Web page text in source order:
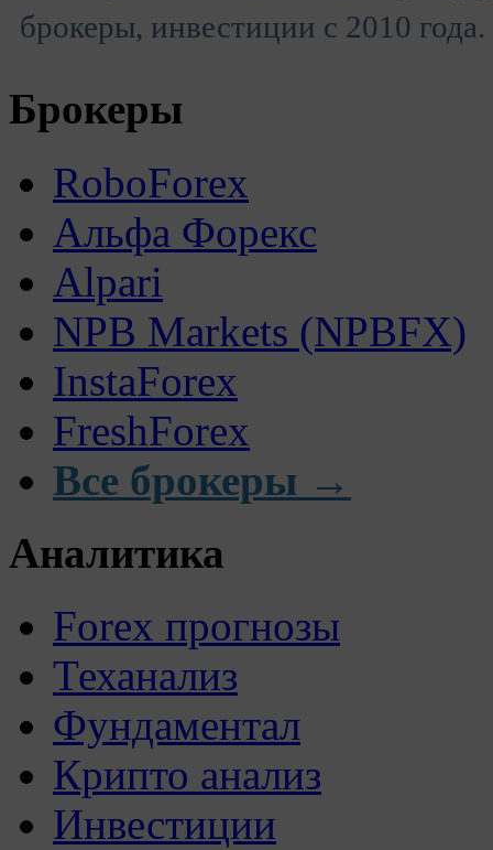
брокеры, инвестиции с 2010 года.
Брокеры
RoboForex
Альфа Форекс
Alpari
NPB Markets (NPBFX)
InstaForex
FreshForex
Все брокеры →
Аналитика
Forex прогнозы
Теханализ
Фундаментал
Крипто анализ
Инвестиции